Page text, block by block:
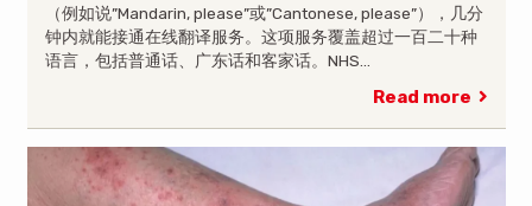
（例如说”Mandarin, please”或”Cantonese, please”），几分
钟内就能接通在线翻译服务。这项服务覆盖超过一百二十种
语言，包括普通话、广东话和客家话。NHS…
Read more